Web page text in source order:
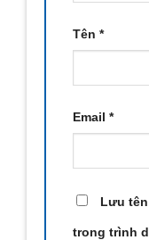
Tên *
Email *
Lưu
trong trình